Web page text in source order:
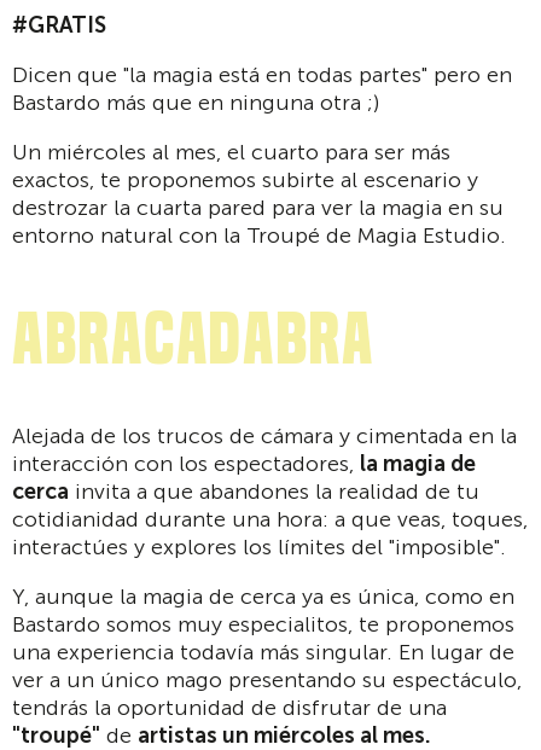
#GRATIS
Dicen que "la magia está en todas partes" pero en
Bastardo más que en ninguna otra ;)
Un miércoles al mes, el cuarto para ser más
exactos, te proponemos subirte al escenario y
destrozar la cuarta pared para ver la magia en su
entorno natural con la Troupé de Magia Estudio.
Abracadabra
Alejada de los trucos de cámara y cimentada en la
interacción con los espectadores, la magia de
cerca invita a que abandones la realidad de tu
cotidianidad durante una hora: a que veas, toques,
interactúes y explores los límites del "imposible".
Y, aunque la magia de cerca ya es única, como en
Bastardo somos muy especialitos, te proponemos
una experiencia todavía más singular. En lugar de
ver a un único mago presentando su espectáculo,
tendrás la oportunidad de disfrutar de una
"troupé" de artistas un miércoles al mes.